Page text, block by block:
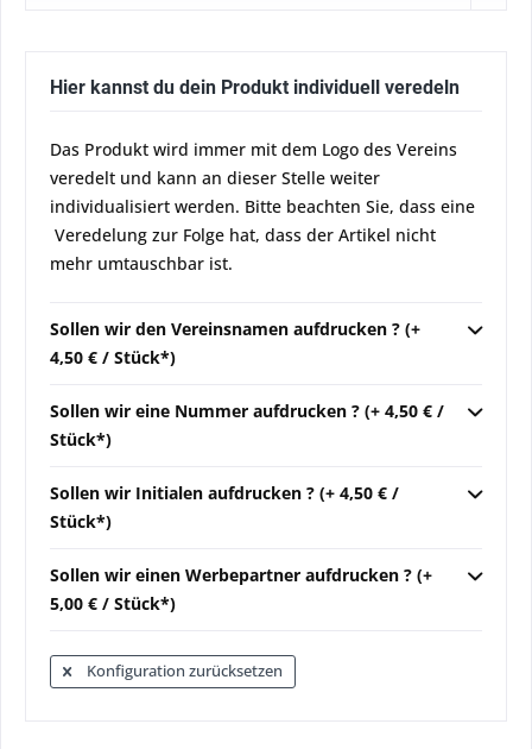
Hier kannst du dein Produkt individuell veredeln
Das Produkt wird immer mit dem Logo des Vereins
veredelt und kann an dieser Stelle weiter
individualisiert werden. Bitte beachten Sie, dass eine
Veredelung zur Folge hat, dass der Artikel nicht
mehr umtauschbar ist.
Sollen wir den Vereinsnamen aufdrucken ? (+
4,50 € / Stück*)
Sollen wir eine Nummer aufdrucken ? (+ 4,50 € /
Stück*)
Sollen wir Initialen aufdrucken ? (+ 4,50 € /
Stück*)
Sollen wir einen Werbepartner aufdrucken ? (+
5,00 € / Stück*)
Konfiguration zurücksetzen